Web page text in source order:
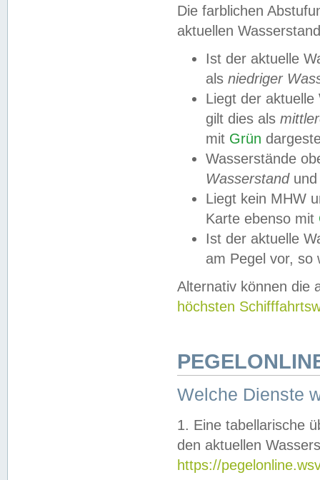
Die farblichen
aktuellen
Ist der aktuelle
als niedriger
Liegt der
gilt dies als
mit Grün
Wasserstände
Wasserstandund
Liegt kein MHW
Karte ebenso mit
Ist der aktuelle
am Pegel vor,
Alternativ können die
höchsten
Welche Dienste
1. Eine tabellarische
den aktuellen
https://